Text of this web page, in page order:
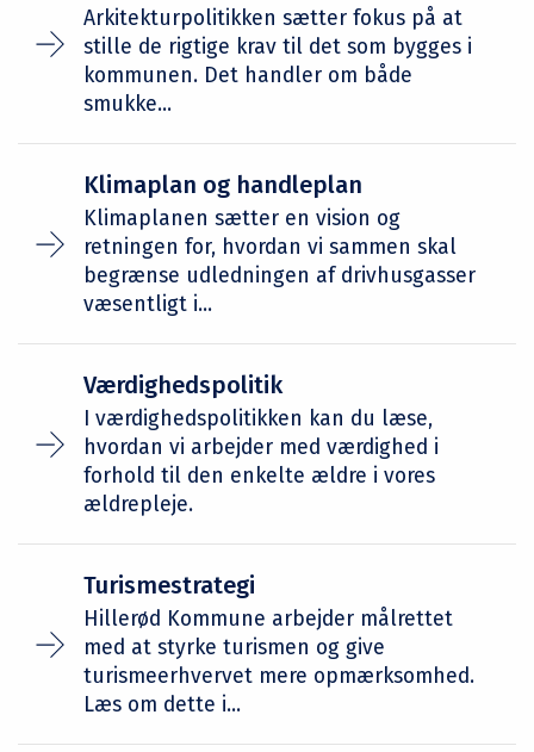
Arkitekturpolitikken sætter fokus på at
stille de rigtige krav til det som bygges i
kommunen. Det handler om både
smukke...
Klimaplan og handleplan
Klimaplanen sætter en vision og
retningen for, hvordan vi sammen skal
begrænse udledningen af drivhusgasser
væsentligt i...
Værdighedspolitik
I værdighedspolitikken kan du læse,
hvordan vi arbejder med værdighed i
forhold til den enkelte ældre i vores
ældrepleje.
Turismestrategi
Hillerød Kommune arbejder målrettet
med at styrke turismen og give
turismeerhvervet mere opmærksomhed.
Læs om dette i...